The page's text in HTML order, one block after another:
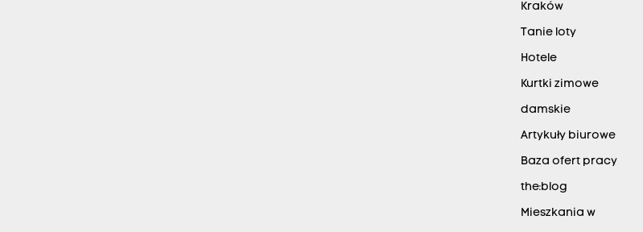
Kraków
Tanie loty
Hotele
Kurtki zimowe
damskie
Artykuły biurowe
Baza ofert pracy
the:blog
Mieszkania w